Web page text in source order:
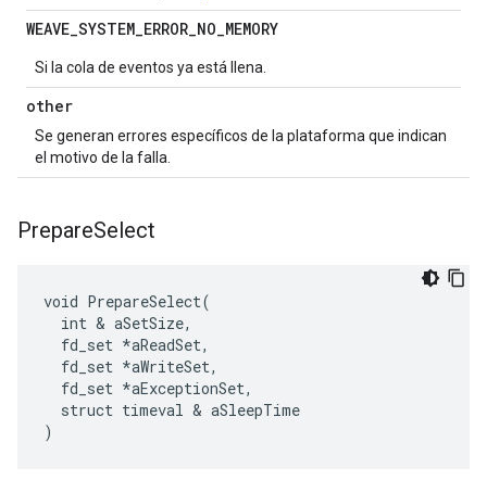
WEAVE_SYSTEM_ERROR_NO_MEMORY
Si la cola de eventos ya está llena.
other
Se generan errores específicos de la plataforma que indican
el motivo de la falla.
PrepareSelect
void PrepareSelect(
  int & aSetSize,
  fd_set *aReadSet,
  fd_set *aWriteSet,
  fd_set *aExceptionSet,
  struct timeval & aSleepTime
)